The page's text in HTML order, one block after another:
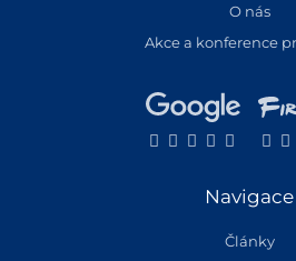
O nás
Akce a konference
Navigace
Články